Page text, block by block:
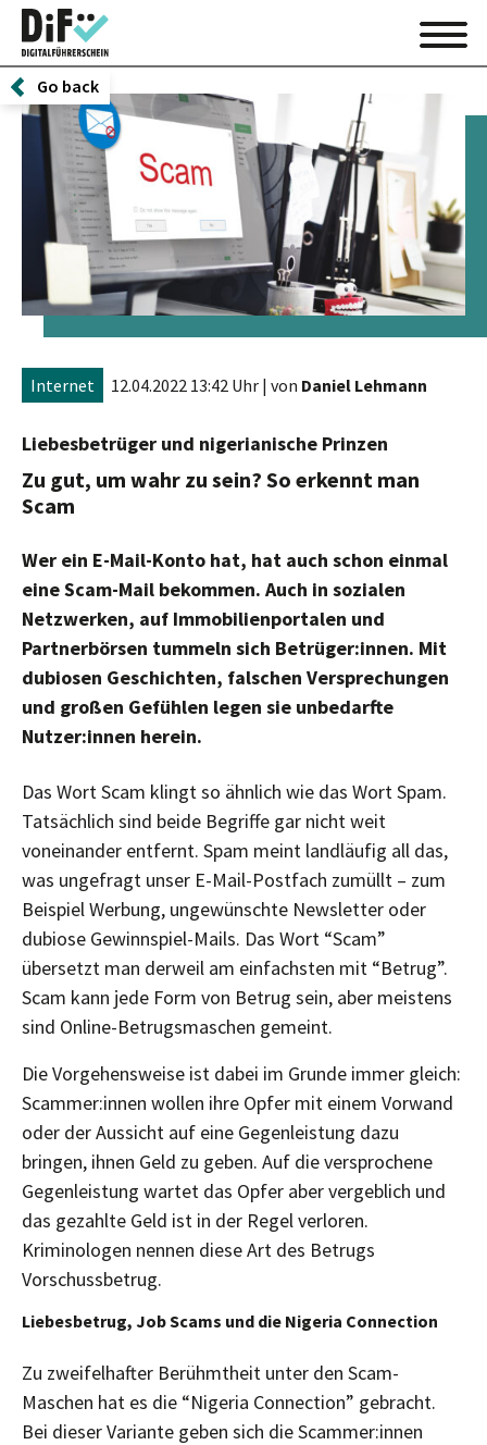
Go back
Internet 12.04.2022 13:42 Uhr | von Daniel Lehmann
Liebesbetrüger und nigerianische Prinzen
Zu gut, um wahr zu sein? So erkennt man
Scam
Wer ein E-Mail-Konto hat, hat auch schon einmal
eine Scam-Mail bekommen. Auch in sozialen
Netzwerken, auf Immobilienportalen und
Partnerbörsen tummeln sich Betrüger:innen. Mit
dubiosen Geschichten, falschen Versprechungen
und großen Gefühlen legen sie unbedarfte
Nutzer:innen herein.
Das Wort Scam klingt so ähnlich wie das Wort Spam.
Tatsächlich sind beide Begriffe gar nicht weit
voneinander entfernt. Spam meint landläufig all das,
was ungefragt unser E-Mail-Postfach zumüllt – zum
Beispiel Werbung, ungewünschte Newsletter oder
dubiose Gewinnspiel-Mails. Das Wort “Scam”
übersetzt man derweil am einfachsten mit “Betrug”.
Scam kann jede Form von Betrug sein, aber meistens
sind Online-Betrugsmaschen gemeint.
Die Vorgehensweise ist dabei im Grunde immer gleich:
Scammer:innen wollen ihre Opfer mit einem Vorwand
oder der Aussicht auf eine Gegenleistung dazu
bringen, ihnen Geld zu geben. Auf die versprochene
Gegenleistung wartet das Opfer aber vergeblich und
das gezahlte Geld ist in der Regel verloren.
Kriminologen nennen diese Art des Betrugs
Vorschussbetrug.
Liebesbetrug, Job Scams und die Nigeria Connection
Zu zweifelhafter Berühmtheit unter den Scam-
Maschen hat es die “Nigeria Connection” gebracht.
Bei dieser Variante geben sich die Scammer:innen